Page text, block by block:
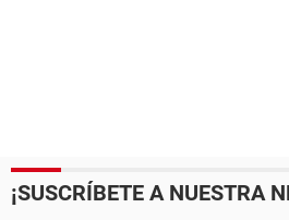
¡SUSCRÍBETE A NUESTRA